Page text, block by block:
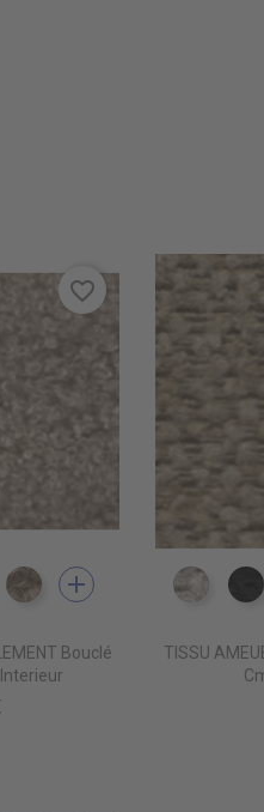
LIN
TA5303 BEIGE
add
Bouclé
favorite_border
TISSU